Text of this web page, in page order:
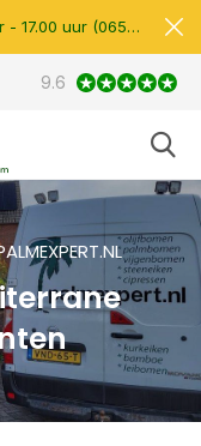
Scherpe prijzen
9.6
Ons terrein is geopend di. t/m za. 8.00 uur - 17.00 uur (0657510597)